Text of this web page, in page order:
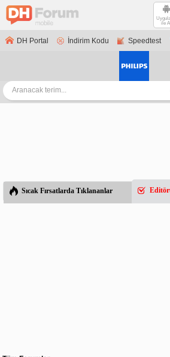
ile
DH Portal İndirim Kodu Speedtest
Sıcak Fırsatlarda Tıklananlar